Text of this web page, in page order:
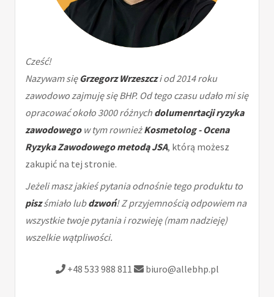
Cześć!
Nazywam sięGrzegorz Wrzeszczi od 2014 roku
zawodowo zajmuję się BHP. Od tego czasu udało mi się
opracować około 3000 różnych dolumenrtacji ryzyka
zawodowegow tym rownieżKosmetolog - Ocena
Ryzyka Zawodowego metodą JSA, którą możesz
zakupić na tej stronie.
Jeżeli masz jakieś pytania odnośnie tego produktu to
piszśmiało lubdzwoń! Z przyjemnością odpowiem na
wszystkie twoje pytania i rozwieję (mam nadzieję)
wszelkie wątpliwości.
+48 533 988 811 biuro@allebhp.pl